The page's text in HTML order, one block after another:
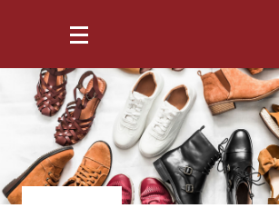
Mon compte
Mes favoris